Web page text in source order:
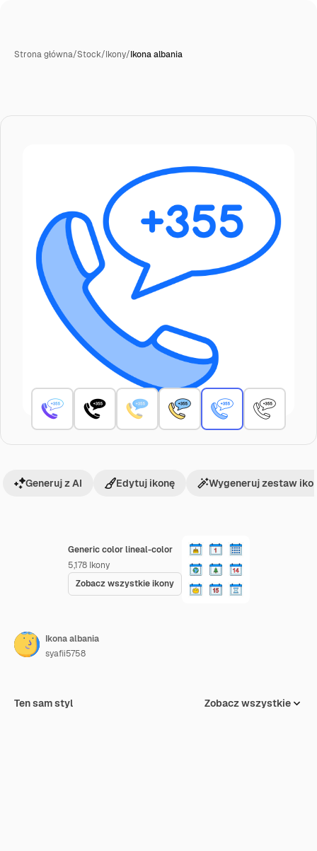
Strona główna/Stock/Ikony/Ikona albania
Generic color lineal-color
5,178 Ikony
Zobacz wszystkie ikony
Generuj z AI Edytuj ikonę Wygeneruj zestaw
Ikona albania
syafii5758
Ten sam styl Zobacz wszystkie